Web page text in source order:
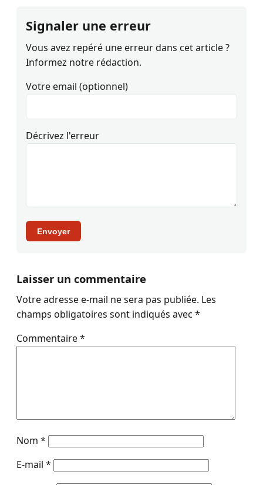
Signaler une erreur
Vous avez repéré une erreur dans cet article ?
Informez notre rédaction.
Votre email (optionnel)
Décrivez l'erreur
Envoyer
Laisser un commentaire
Votre adresse e-mail ne sera pas publiée. Les
champs obligatoires sont indiqués avec *
Commentaire*
Nom *
E-mail *